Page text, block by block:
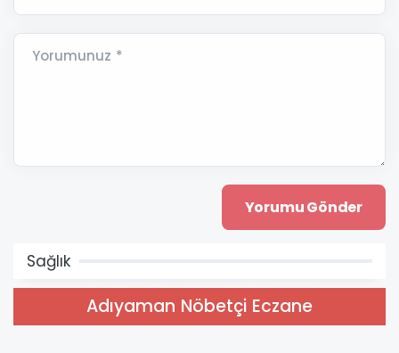
Yorumunuz *
Sağlık
Adıyaman Nöbetçi Eczane